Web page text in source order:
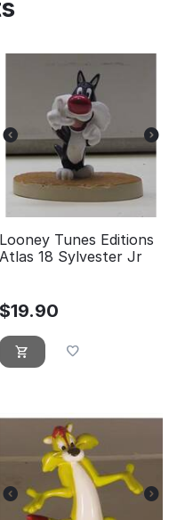
Looney Tunes Editions
Atlas 18 Sylvester Jr
$19.90